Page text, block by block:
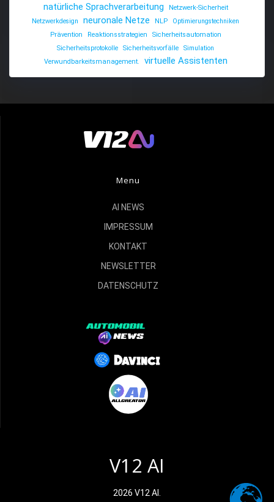
natürliche Sprachverarbeitung
Netzwerk-Sicherheit
Netzwerkdesign
neuronale Netze NLP
Optimierungstechniken
Prävention
Reaktionsstrategien
Sicherheitsautomation
Sicherheitsprotokolle
Sicherheitsvorfälle
Simulation
Verwundbarkeitsmanagement.
virtuelle Assistenten
Menu
AI NEWS
IMPRESSUM
KONTAKT
NEWSLETTER
DATENSCHUTZ
V12 AI
2026 V12 AI.